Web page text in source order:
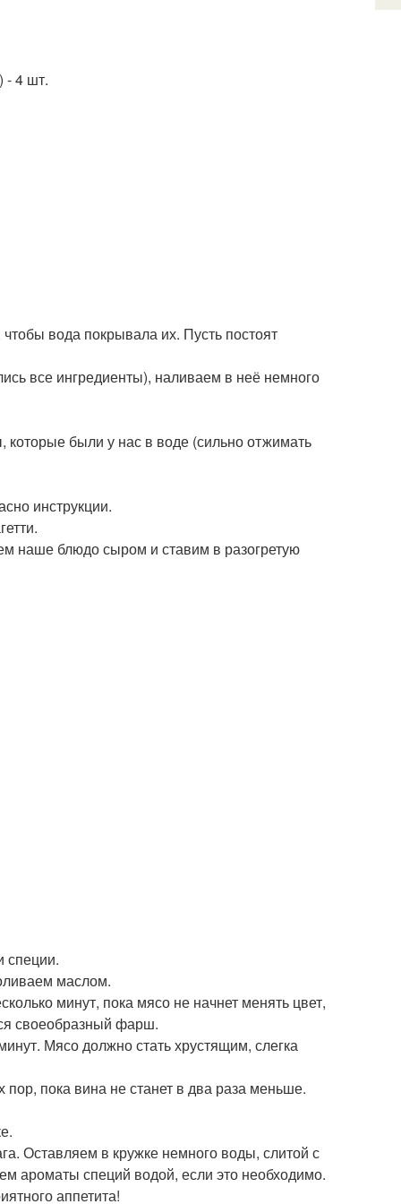
- 4 шт.
вода покрывала их. Пусть постоят
все ингредиенты), наливаем в неё немного
были у нас в воде (сильно отжимать
инструкции.
наше блюдо сыром и ставим в разогретую
специи.
маслом.
минут, пока мясо не начнет менять цвет,
своеобразный фарш.
Мясо должно стать хрустящим, слегка
пока вина не станет в два раза меньше.
Оставляем в кружке немного воды, слитой с
ароматы специй водой, если это необходимо.
аппетита!